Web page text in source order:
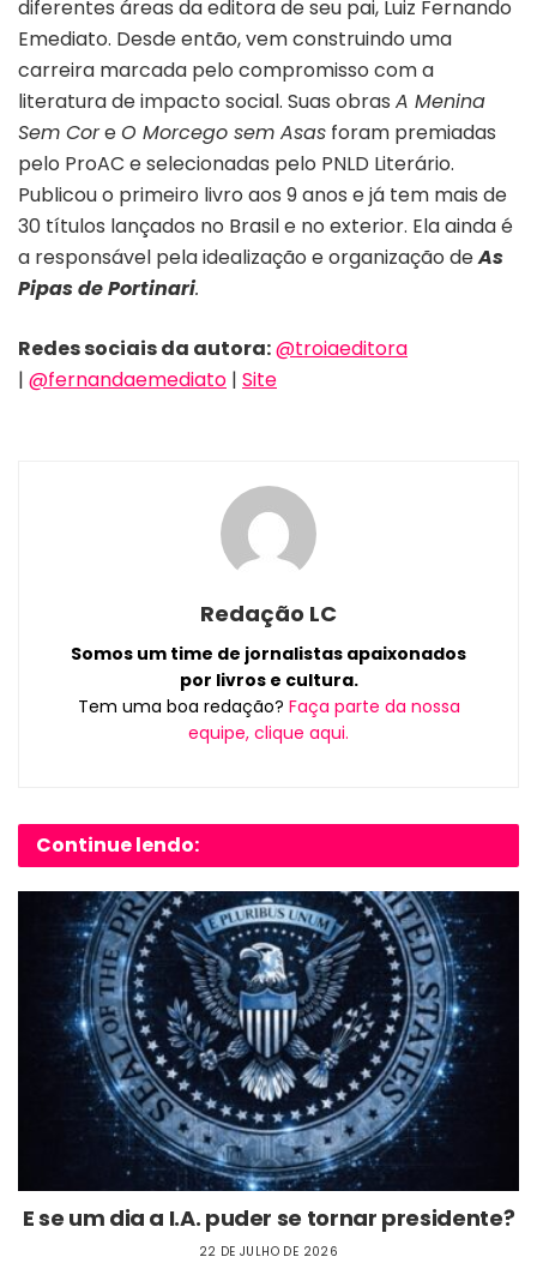
diferentes áreas da editora de seu pai, Luiz Fernando
Emediato. Desde então, vem construindo uma
carreira marcada pelo compromisso com a
literatura de impacto social. Suas obras A Menina
Sem CoreO Morcego sem Asas foram premiadas
pelo ProAC e selecionadas pelo PNLD Literário.
Publicou o primeiro livro aos 9 anos e já tem mais de
30 títulos lançados no Brasil e no exterior. Ela ainda é
a responsável pela idealização e organização deAs
Pipas de Portinari.
Redes sociais da autora:@troiaeditora
| @fernandaemediato | Site
Redação LC
Somos um time de jornalistas apaixonados
por livros e cultura.
Tem uma boa redação? Faça parte da nossa
equipe, clique aqui.
Continue lendo:
E se um dia a I.A. puder se tornar presidente?
22 DE JULHO DE 2026